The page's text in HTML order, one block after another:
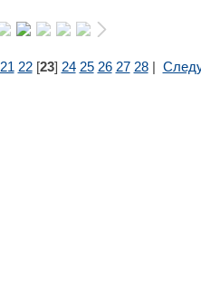
21 22[23] 24 25 26 27 28|